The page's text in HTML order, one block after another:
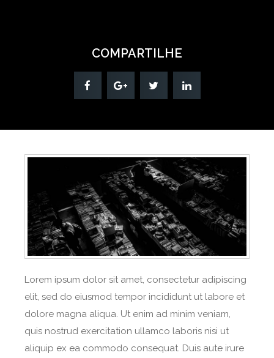
COMPARTILHE
Lorem ipsum dolor sit amet, consectetur adipiscing
elit, sed do eiusmod tempor incididunt ut labore et
dolore magna aliqua. Ut enim ad minim veniam,
quis nostrud exercitation ullamco laboris nisi ut
aliquip ex ea commodo consequat. Duis aute irure